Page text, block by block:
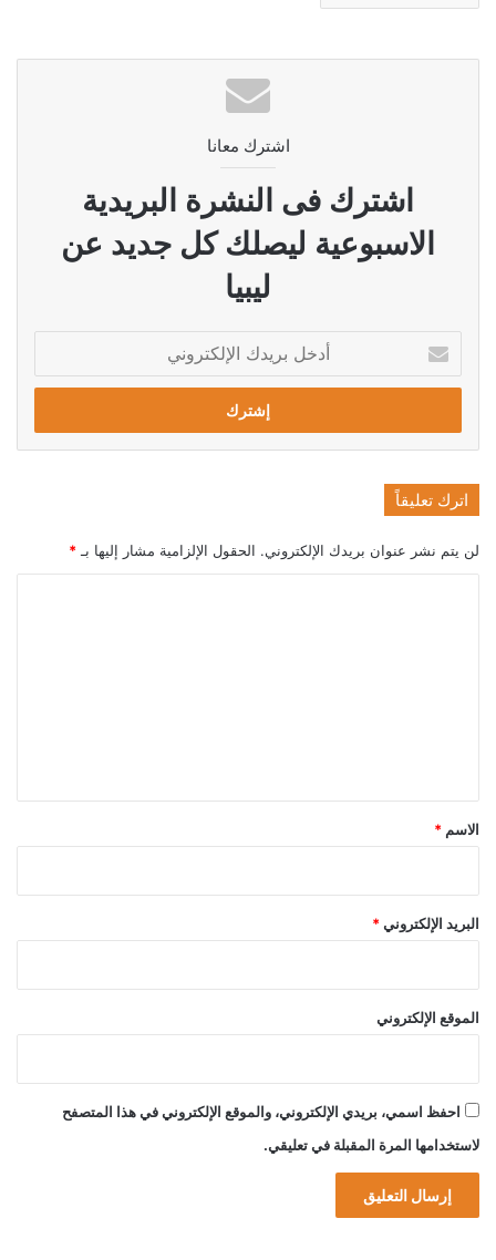
اشترك معانا
اشترك فى النشرة البريدية
الاسبوعية ليصلك كل جديد عن
ليبيا
بريدك
الإلكتروني
اترك تعليقاً
لن يتم نشر عنوان بريدك الإلكتروني. الحقول الإلزامية مشار إليها بـ *
*
الاسم *
البريد الإلكتروني *
الموقع الإلكتروني
احفظ اسمي، بريدي الإلكتروني، والموقع الإلكتروني في هذا المتصفح
لاستخدامها المرة المقبلة في تعليقي.